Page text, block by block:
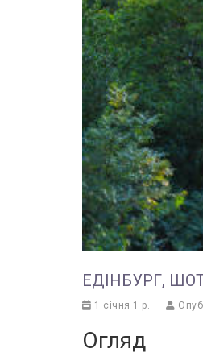
ЕДІНБУРГ,
1 січня 1 р.
Огляд